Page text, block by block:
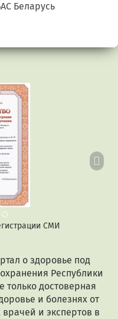
Беларусь
СМИ
о здоровье под
Республики
только достоверная
и болезнях от
и экспертов в